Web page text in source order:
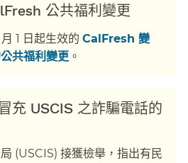
公共福利變更​​
1 日起生效的 CalFresh 變
共福利變更 。​​
充 USCIS 之詐騙電話的
(USCIS) 接獲檢舉，指出有民